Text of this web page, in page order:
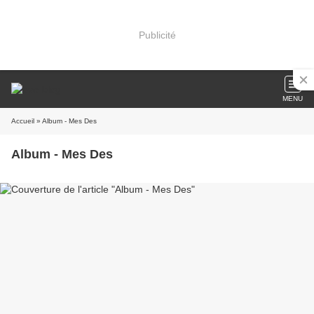
Publicité
MENU
Accueil » Album - Mes Des
Album - Mes Des